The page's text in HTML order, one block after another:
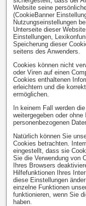
Website seine
(CookieBanner
Nutzungseinstellungen
Unterseite dieser
Einstellungen,
Speicherung dieser
seitens des Anwenders.
Cookies können nicht
oder Viren auf einen
Cookies enthaltenen
erleichtern und die
ermöglichen.
In keinem Fall werden
weitergegeben oder
personenbezogenen
Natürlich können Sie
Cookies betrachten.
eingestellt, dass sie
Sie die Verwendung von
Ihres Browsers
Hilfefunktionen Ihres
diese Einstellungen
einzelne Funktionen
funktionieren, wenn Sie
haben.